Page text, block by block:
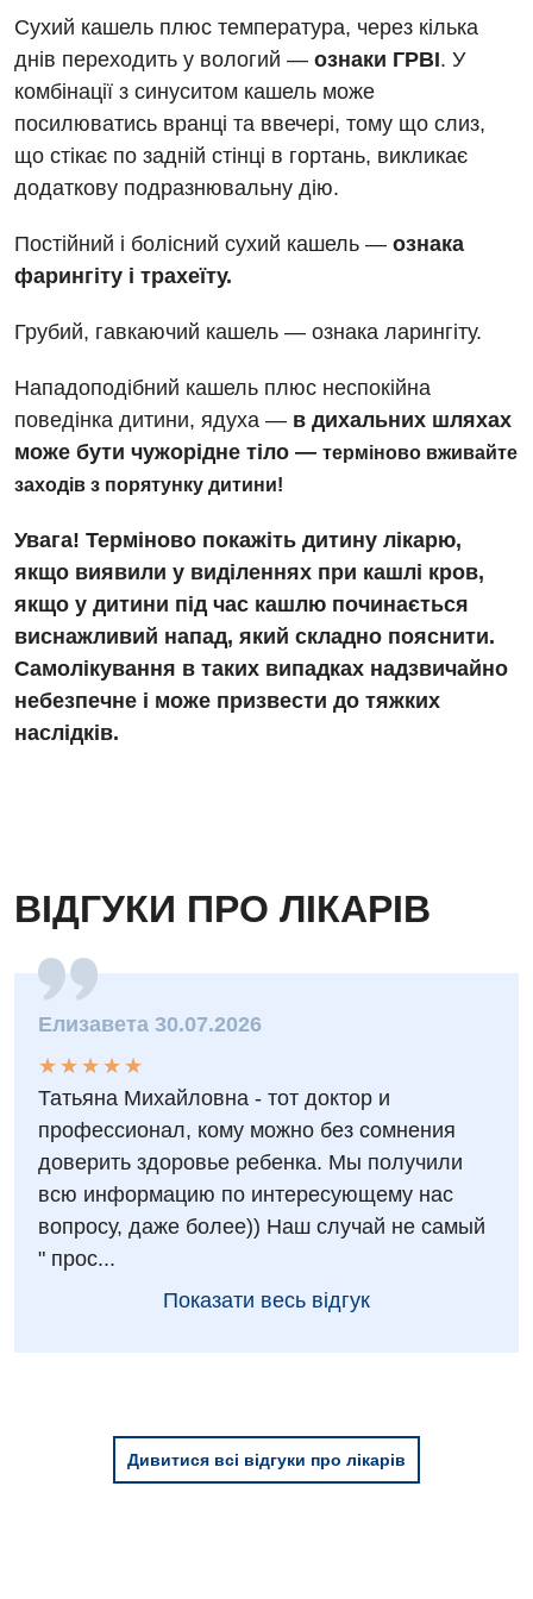
Гастроентерологія
Гінекологічне відділення
Денний стаціонар
Дерматовенерологія
Дієтологія
Ендокринологія
Кардіологія
Кардіохірургія
Мамологія
Медична психологія
Нейрохірургія
Онкологічне відділлення
Оториноларингологія
Офтальмологічне відділення
Судинна хірургія
Терапевтичне відділення
Терапія
Травматологія і ортопедія
Урологічне відділення
Урологія
Фізіотерапія
Дитяча гастроентерологія
Сухий кашель плюс температура, через кілька
днів переходить у вологий — ознаки ГРВІ. У
комбінації з синуситом кашель може
посилюватись вранці та ввечері, тому що слиз,
що стікає по задній стінці в гортань, викликає
додаткову подразнювальну дію.
Постійний і болісний сухий кашель — ознака
фарингіту і трахеїту.
Грубий, гавкаючий кашель — ознака ларингіту.
Нападоподібний кашель плюс неспокійна
поведінка дитини, ядуха — в дихальних шляхах
може бути чужорідне тіло — терміново вживайте
заходів з порятунку дитини!
Увага! Терміново покажіть дитину лікарю,
якщо виявили у виділеннях при кашлі кров,
якщо у дитини під час кашлю починається
виснажливий напад, який складно пояснити.
Самолікування в таких випадках надзвичайно
небезпечне і може призвести до тяжких
наслідків.
ВІДГУКИ ПРО ЛІКАРІВ
Елизавета 30.07.2026
★
★
★
★
★
★ ★ ★ ★ ★
Татьяна Михайловна - тот доктор и
профессионал, кому можно без сомнения
доверить здоровье ребенка. Мы получили
всю информацию по интересующему нас
вопросу, даже более)) Наш случай не самый
" прос...
Показати весь відгук
Дивитися всі відгуки про лікарів